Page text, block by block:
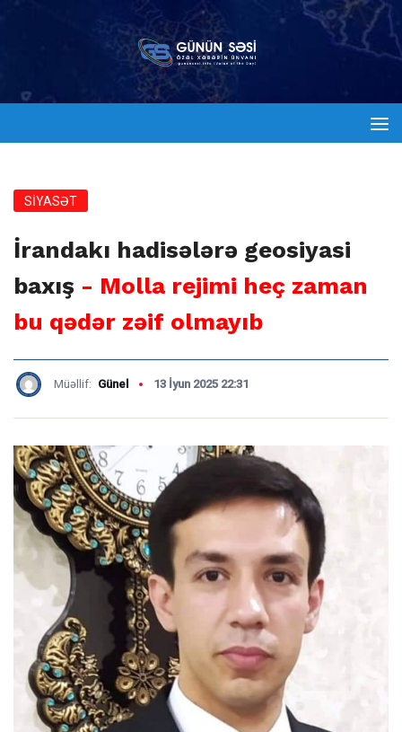
SİYASƏT
İrandakı hadisələrə geosiyasi
baxış - Molla rejimi heç zaman
bu qədər zəif olmayıb
Müəllif: Günel 13 İyun 2025 22:31